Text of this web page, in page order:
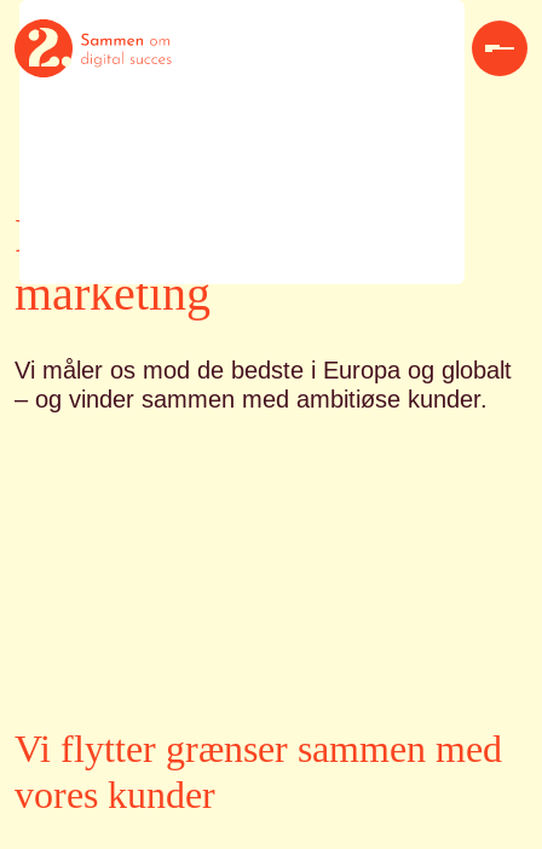
Skip
to
content
Prisvindende digital
marketing
Vi måler os mod de bedste i Europa og globalt
– og vinder sammen med ambitiøse kunder.
Vi flytter grænser sammen med
vores kunder